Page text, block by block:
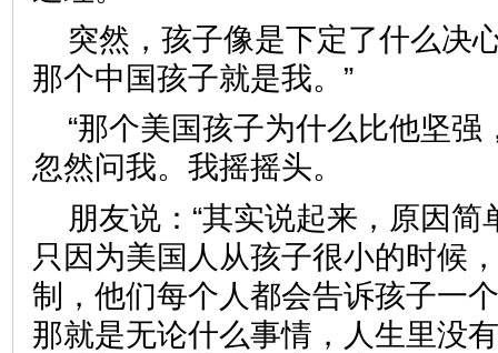
突然，孩子像是下定了什么决
那个中国孩子就是我。”
“那个美国孩子为什么比他坚强
忽然问我。我摇摇头。
朋友说：“其实说起来，原因
只因为美国人从孩子很小的时候
制，他们每个人都会告诉孩子一
那就是无论什么事情，人生里没